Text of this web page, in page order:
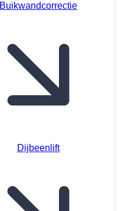
Buikwandcorrectie
Dijbeenlift